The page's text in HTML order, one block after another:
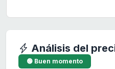
Análisis del
🟢 Buen momento